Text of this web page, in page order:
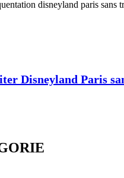
Disneyland Paris